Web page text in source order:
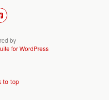
by
for WordPress
to top